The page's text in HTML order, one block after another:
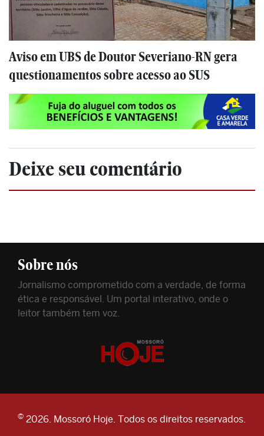
Aviso em UBS de Doutor Severiano-RN gera
questionamentos sobre acesso ao SUS
Deixe seu comentário
Sobre nós
Jornalismo comprometido com a verdade, de forma
ética e responsável. Um portal interativo, onde o
leitor também tem voz.
© 2026. Mossoró Hoje. Todos os direitos reservados.